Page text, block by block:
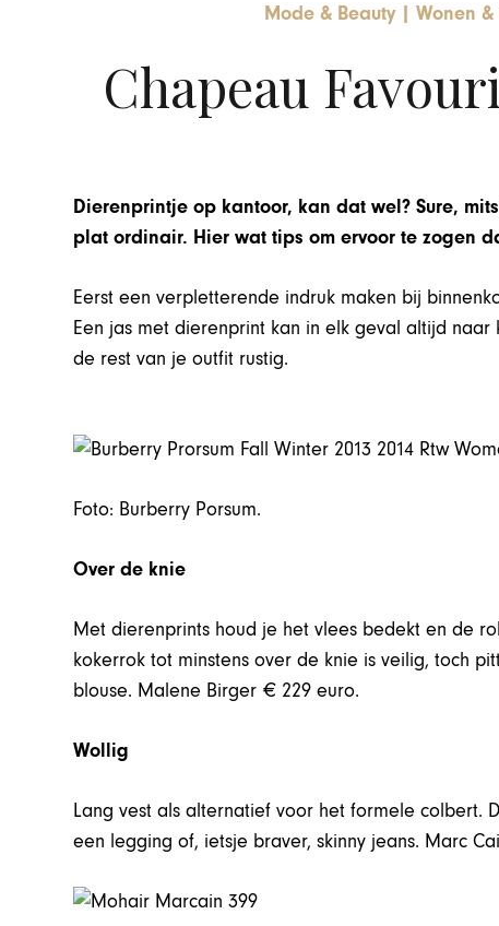
Mode & Beauty | Wonen
Chapeau
Dierenprintje op kantoor, kan dat wel? Sure,
plat ordinair. Hier wat tips om ervoor te zogen
Eerst een verpletterende indruk maken bij
Een jas met dierenprint kan in elk geval altijd
de rest van je outfit rustig.
Foto: Burberry Porsum.
Over de knie
Met dierenprints houd je het vlees bedekt en de
kokerrok tot minstens over de knie is veilig, toch
blouse. Malene Birger € 229 euro.
Wollig
Lang vest als alternatief voor het formele
een legging of, ietsje braver, skinny jeans. Marc